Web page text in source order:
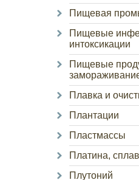
Пищевая
Пищевые
интоксикации
Пищевые
Плавка и
Плантации
Пластмассы
Платина,
Плутоний